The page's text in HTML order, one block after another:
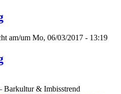
am/um Mo, 06/03/2017 - 13:19
Barkultur & Imbisstrend